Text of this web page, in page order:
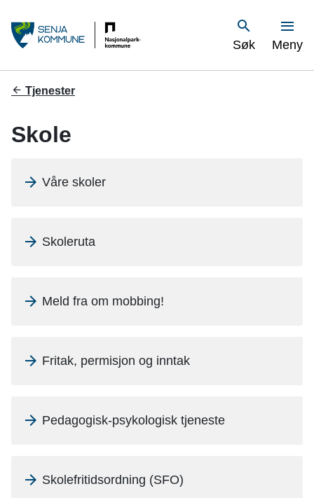
S
e
n
Søk Vis
Meny
Du
her:
Tjenester
Skole
Våre skoler
Skoleruta
Meld fra om mobbing!
Fritak, permisjon og inntak
Pedagogisk-psykologisk tjeneste
Skolefritidsordning (SFO)